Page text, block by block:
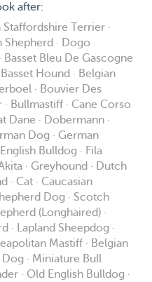
after:
Staffordshire Terrier ·
Shepherd · Dogo
Basset Bleu De Gascogne
Hound · Belgian
· Bouvier Des
· Bullmastiff · Cane Corso
Dane · Dobermann ·
Dog · German
Bulldog · Fila
· Greyhound · Dutch
· Cat · Caucasian
Dog · Scotch
(Longhaired) ·
· Lapland Sheepdog ·
Mastiff · Belgian
· Miniature Bull
· Old English Bulldog ·